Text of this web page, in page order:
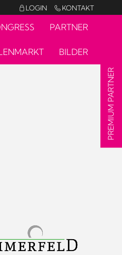
 LOGIN  KONTAKT
PARTNER
BILDER
PREMIUM PARTNER